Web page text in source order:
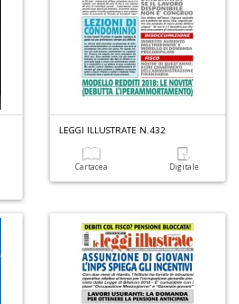
LEGGI ILLUSTRATE N.432
Cartacea Digitale